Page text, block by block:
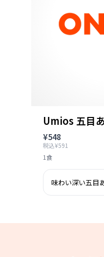
Umios 五目
¥548
税込¥591
1食
味わい深い五目